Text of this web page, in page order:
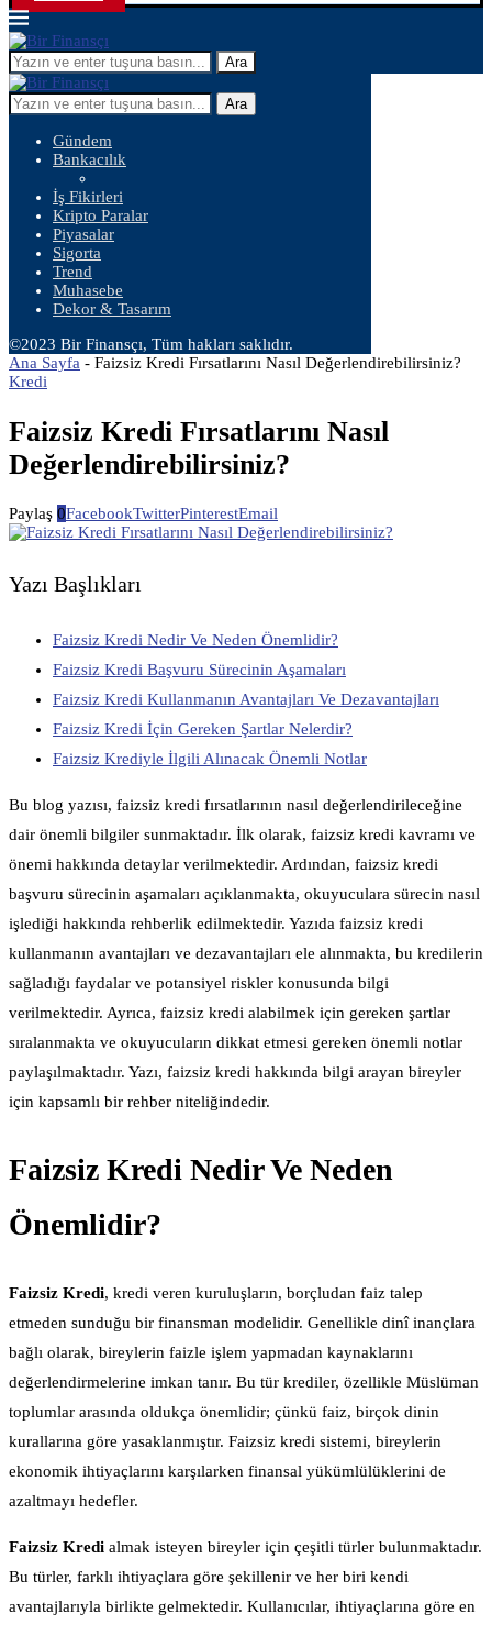
Ara
Ara
Gündem
Bankacılık
İş Fikirleri
Kripto Paralar
Piyasalar
Sigorta
Trend
Muhasebe
Dekor & Tasarım
©2023 Bir Finansçı, Tüm hakları saklıdır.
Ana Sayfa - Faizsiz Kredi Fırsatlarını Nasıl Değerlendirebilirsiniz?
Kredi
Faizsiz Kredi Fırsatlarını Nasıl
Değerlendirebilirsiniz?
Paylaş 0FacebookTwitterPinterestEmail
Yazı Başlıkları
Faizsiz Kredi Nedir Ve Neden Önemlidir?
Faizsiz Kredi Başvuru Sürecinin Aşamaları
Faizsiz Kredi Kullanmanın Avantajları Ve Dezavantajları
Faizsiz Kredi İçin Gereken Şartlar Nelerdir?
Faizsiz Krediyle İlgili Alınacak Önemli Notlar
Bu blog yazısı, faizsiz kredi fırsatlarının nasıl değerlendirileceğine
dair önemli bilgiler sunmaktadır. İlk olarak, faizsiz kredi kavramı ve
önemi hakkında detaylar verilmektedir. Ardından, faizsiz kredi
başvuru sürecinin aşamaları açıklanmakta, okuyuculara sürecin nasıl
işlediği hakkında rehberlik edilmektedir. Yazıda faizsiz kredi
kullanmanın avantajları ve dezavantajları ele alınmakta, bu kredilerin
sağladığı faydalar ve potansiyel riskler konusunda bilgi
verilmektedir. Ayrıca, faizsiz kredi alabilmek için gereken şartlar
sıralanmakta ve okuyucuların dikkat etmesi gereken önemli notlar
paylaşılmaktadır. Yazı, faizsiz kredi hakkında bilgi arayan bireyler
için kapsamlı bir rehber niteliğindedir.
Faizsiz Kredi Nedir Ve Neden
Önemlidir?
Faizsiz Kredi, kredi veren kuruluşların, borçludan faiz talep
etmeden sunduğu bir finansman modelidir. Genellikle dinî inançlara
bağlı olarak, bireylerin faizle işlem yapmadan kaynaklarını
değerlendirmelerine imkan tanır. Bu tür krediler, özellikle Müslüman
toplumlar arasında oldukça önemlidir; çünkü faiz, birçok dinin
kurallarına göre yasaklanmıştır. Faizsiz kredi sistemi, bireylerin
ekonomik ihtiyaçlarını karşılarken finansal yükümlülüklerini de
azaltmayı hedefler.
Faizsiz Kredi almak isteyen bireyler için çeşitli türler bulunmaktadır.
Bu türler, farklı ihtiyaçlara göre şekillenir ve her biri kendi
avantajlarıyla birlikte gelmektedir. Kullanıcılar, ihtiyaçlarına göre en